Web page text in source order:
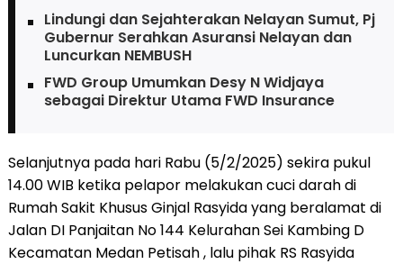
Lindungi dan Sejahterakan Nelayan Sumut, Pj
Gubernur Serahkan Asuransi Nelayan dan
Luncurkan NEMBUSH
FWD Group Umumkan Desy N Widjaya
sebagai Direktur Utama FWD Insurance
Selanjutnya pada hari Rabu (5/2/2025) sekira pukul
14.00 WIB ketika pelapor melakukan cuci darah di
Rumah Sakit Khusus Ginjal Rasyida yang beralamat di
Jalan DI Panjaitan No 144 Kelurahan Sei Kambing D
Kecamatan Medan Petisah , lalu pihak RS Rasyida